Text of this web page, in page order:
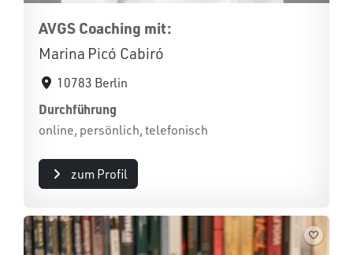
AVGS Coaching mit:
Marina Picó Cabiró
10783 Berlin
Durchführung
online, persönlich, telefonisch
zum Profil